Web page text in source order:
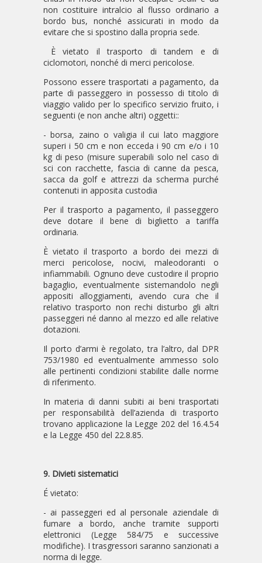
non costituire intralcio al flusso ordinario a
bordo bus, nonché assicurati in modo da
evitare che si spostino dalla propria sede.
È vietato il trasporto di tandem e di
ciclomotori, nonché di merci pericolose.
Possono essere trasportati a pagamento, da
parte di passeggero in possesso di titolo di
viaggio valido per lo specifico servizio fruito, i
seguenti (e non anche altri) oggetti::
- borsa, zaino o valigia il cui lato maggiore
superi i 50 cm e non ecceda i 90 cm e/o i 10
kg di peso (misure superabili solo nel caso di
sci con racchette, fascia di canne da pesca,
sacca da golf e attrezzi da scherma purché
contenuti in apposita custodia
Per il trasporto a pagamento, il passeggero
deve dotare il bene di biglietto a tariffa
ordinaria.
È vietato il trasporto a bordo dei mezzi di
merci pericolose, nocivi, maleodoranti o
infiammabili. Ognuno deve custodire il proprio
bagaglio, eventualmente sistemandolo negli
appositi alloggiamenti, avendo cura che il
relativo trasporto non rechi disturbo gli altri
passeggeri né danno al mezzo ed alle relative
dotazioni.
Il porto d’armi è regolato, tra l’altro, dal DPR
753/1980 ed eventualmente ammesso solo
alle pertinenti condizioni stabilite dalle norme
di riferimento.
In materia di danni subiti ai beni trasportati
per responsabilità dell’azienda di trasporto
trovano applicazione la Legge 202 del 16.4.54
e la Legge 450 del 22.8.85.
9. Divieti sistematici
É vietato:
- ai passeggeri ed al personale aziendale di
fumare a bordo, anche tramite supporti
elettronici (Legge 584/75 e successive
modifiche). I trasgressori saranno sanzionati a
norma di legge.